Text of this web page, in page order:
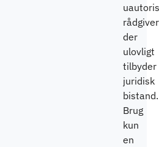
der
ulovligt
tilbyder
juridisk
bistand.
Brug
kun
en